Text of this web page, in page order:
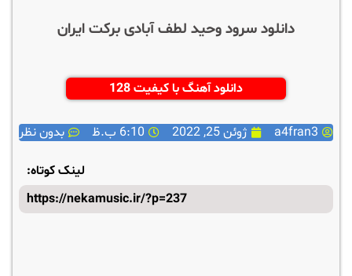
دانلود سرود وحید لطف آبادی برکت ایران
دانلود آهنگ با کیفیت 128
a4fran3 ژوئن 25, 2022 6:10 ب.ظ بدون نظر
لینک کوتاه:
https://nekamusic.ir/?p=237